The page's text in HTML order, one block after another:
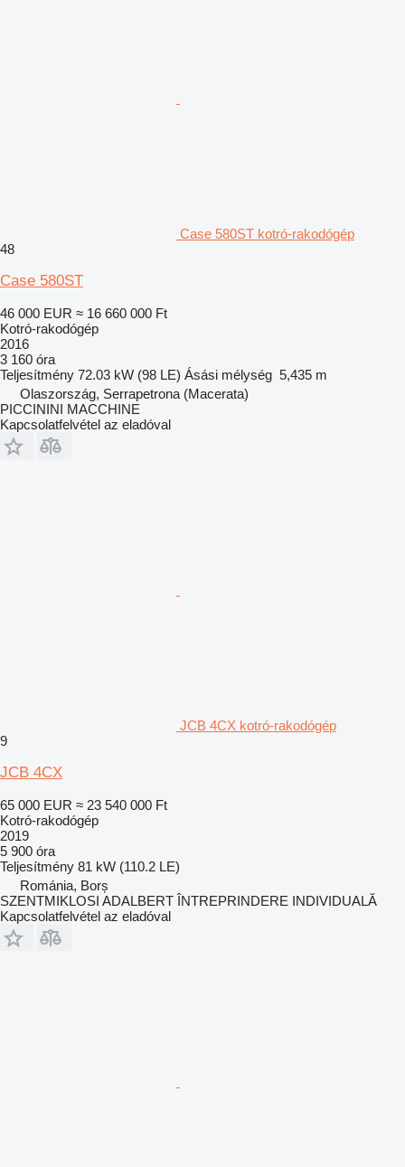
Case 580ST kotró-rakodógép
48
Case 580ST
46 000 EUR ≈ 16 660 000 Ft
Kotró-rakodógép
2016
3 160 óra
Teljesítmény 72.03 kW (98 LE) Ásási mélység 5,435 m
Olaszország, Serrapetrona (Macerata)
PICCININI MACCHINE
Kapcsolatfelvétel az eladóval
JCB 4CX kotró-rakodógép
9
JCB 4CX
65 000 EUR ≈ 23 540 000 Ft
Kotró-rakodógép
2019
5 900 óra
Teljesítmény 81 kW (110.2 LE)
Románia, Borș
SZENTMIKLOSI ADALBERT ÎNTREPRINDERE INDIVIDUALĂ
Kapcsolatfelvétel az eladóval